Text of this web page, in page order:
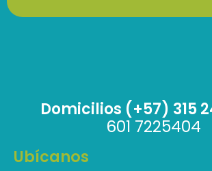
Domicilios (+57) 315
601 7225404
Ubícanos